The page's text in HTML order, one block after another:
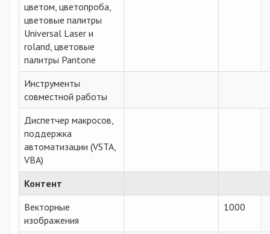
цветом, цветопроба,
цветовые палитры
Universal Laser и
roland, цветовые
палитры Pantone
Инструменты
совместной работы
Диспетчер макросов,
поддержка
автоматизации (VSTA,
VBA)
Контент
Векторные
изображения
1000